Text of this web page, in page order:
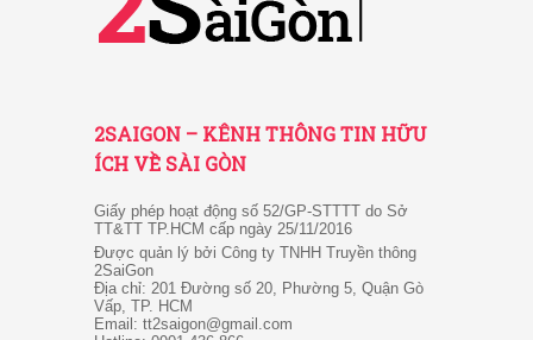
2SAIGON – KÊNH THÔNG TIN HỮU
ÍCH VỀ SÀI GÒN
Giấy phép hoạt động số 52/GP-STTTT do Sở
TT&TT TP.HCM cấp ngày 25/11/2016
Được quản lý bởi Công ty TNHH Truyền thông
2SaiGon
Địa chỉ: 201 Đường số 20, Phường 5, Quận Gò
Vấp, TP. HCM
Email: tt2saigon@gmail.com